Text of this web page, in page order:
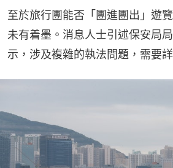
至於旅行團能否「團進團出」遊
未有着墨。消息人士引述保安局
示，涉及複雜的執法問題，需要